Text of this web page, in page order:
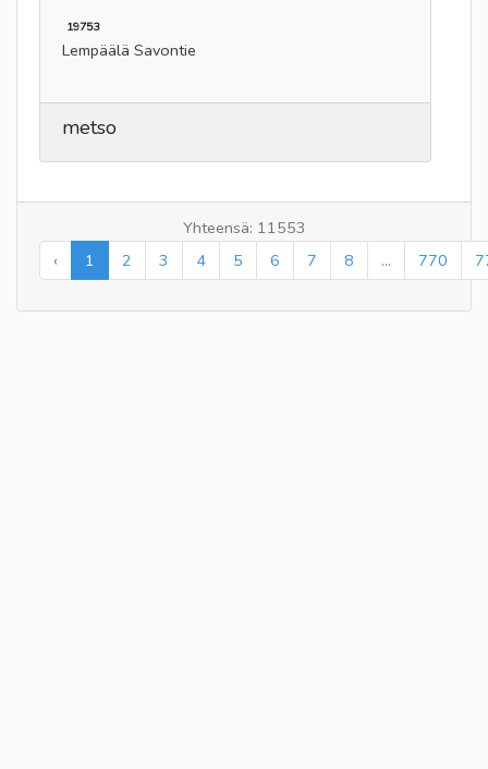
19753
Lempäälä Savontie
metso
Yhteensä: 11553
‹
1 2 3 4 5 6 7 8 ... 770